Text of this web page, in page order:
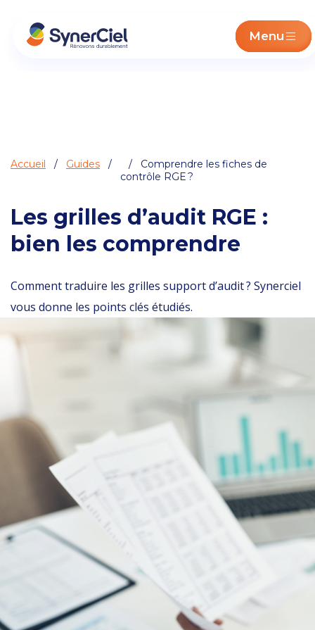
Menu
Accueil / Guides /
/ Comprendre les fiches de
contrôle RGE ?
Les grilles d’audit RGE :
bien les comprendre
Comment traduire les grilles support d’audit ? Synerciel
vous donne les points clés étudiés.